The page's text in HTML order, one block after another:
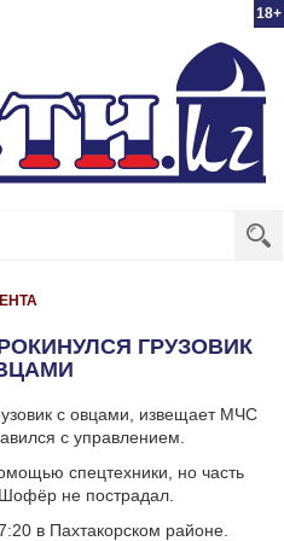
18+
ГРУЗОВИК
с овцами, извещает МЧС
с управлением.
спецтехники, но часть
не пострадал.
в Пахтакорском районе.